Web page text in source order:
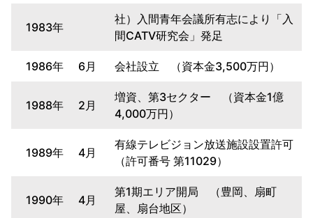
1983年
社）入間青年会議所有志により「入
間CATV研究会」発足
1986年 6月 会社設立 （資本金3,500万円）
1988年 2月
増資、第3セクター （資本金1億
4,000万円）
1989年 4月
有線テレビジョン放送施設設置許可
（許可番号 第11029）
1990年 4月
第1期エリア開局 （豊岡、扇町
屋、扇台地区）